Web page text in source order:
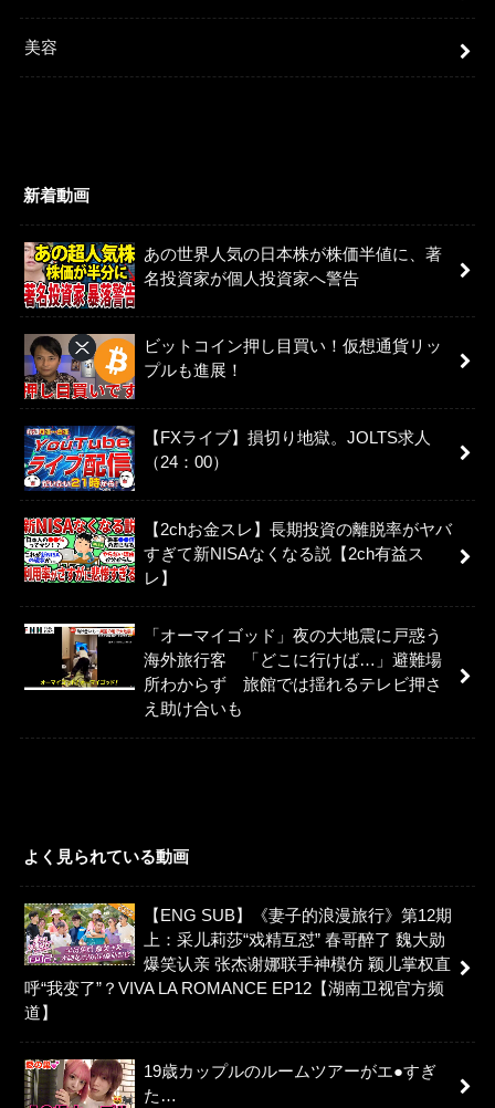
美容
新着動画
あの世界人気の日本株が株価半値に、著
名投資家が個人投資家へ警告
ビットコイン押し目買い！仮想通貨リッ
プルも進展！
【FXライブ】損切り地獄。JOLTS求人
（24：00）
【2chお金スレ】長期投資の離脱率がヤバ
すぎて新NISAなくなる説【2ch有益ス
レ】
「オーマイゴッド」夜の大地震に戸惑う
海外旅行客 「どこに行けば…」避難場
所わからず 旅館では揺れるテレビ押さ
え助け合いも
よく見られている動画
【ENG SUB】《妻子的浪漫旅行》第12期
上：采儿莉莎“戏精互怼” 春哥醉了 魏大勋
爆笑认亲 张杰谢娜联手神模仿 颖儿掌权直
呼“我变了”？VIVA LA ROMANCE EP12【湖南卫视官方频
道】
19歳カップルのルームツアーがエ●すぎ
た…